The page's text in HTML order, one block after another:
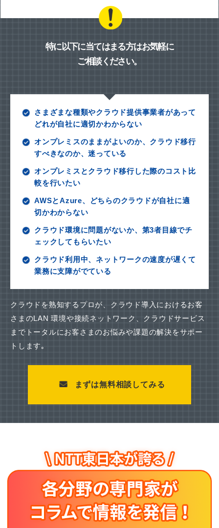
特に以下に当てはまる方はお気軽に
ご相談ください。
さまざまな種類やクラウド提供事業者があって
どれが自社に適切かわからない
オンプレミスのままがよいのか、クラウド移行
すべきなのか、迷っている
オンプレミスとクラウド移行した際のコスト比
較を行いたい
AWSとAzure、どちらのクラウドが自社に適
切かわからない
クラウド環境に問題がないか、第3者目線でチ
ェックしてもらいたい
クラウド利用中、ネットワークの速度が遅くて
業務に支障がでている
クラウドを熟知するプロが、クラウド導入におけるお客
さまのLAN 環境や接続ネットワーク、
クラウドサービス
までトータルにお客さまのお悩みや課題の解決をサポー
トします｡
まずは無料相談してみる